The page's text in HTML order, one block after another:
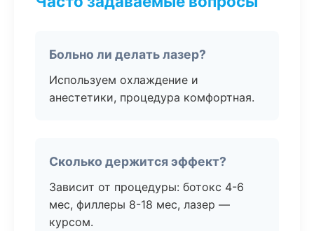
Больно ли делать лазер?
Используем охлаждение и
анестетики, процедура комфортная.
Сколько держится эффект?
Зависит от процедуры: ботокс 4-6
мес, филлеры 8-18 мес, лазер —
курсом.